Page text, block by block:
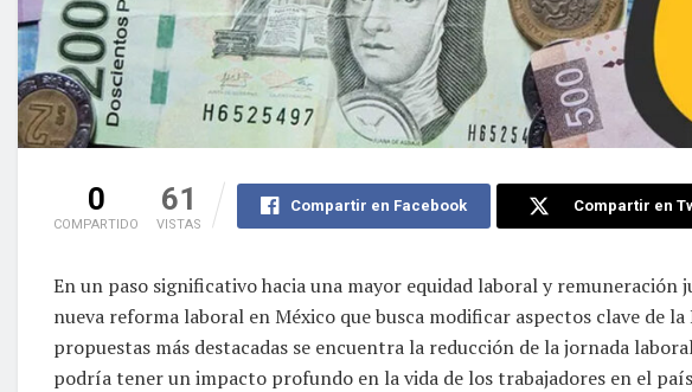
0
COMPARTIDO
61
VISTAS
Compartir en Facebook Compartir en
En un paso significativo hacia una mayor equidad laboral y remuneración
nueva reforma laboral en México que busca modificar aspectos clave de
propuestas más destacadas se encuentra la reducción de la jornada
podría tener un impacto profundo en la vida de los trabajadores en el